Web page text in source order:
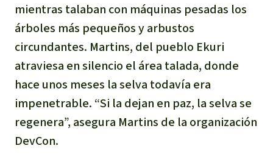
Defensoras y Defensores
mientras talaban con máquinas pesadas los
árboles más pequeños y arbustos
circundantes. Martins, del pueblo Ekuri
atraviesa en silencio el área talada, donde
hace unos meses la selva todavía era
impenetrable. “Si la dejan en paz, la selva se
regenera”, asegura Martins de la organización
DevCon.